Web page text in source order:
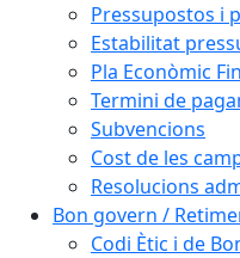
Pressupostos i
Estabilitat
Pla Econòmic
Termini de
Subvencions
Cost de les
Resolucions
Bon govern /
Codi Ètic i de